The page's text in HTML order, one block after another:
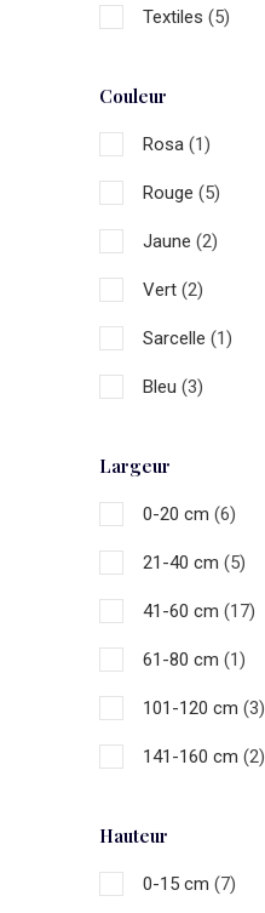
Textiles (5)
Couleur
Rosa (1)
Rouge (5)
Jaune (2)
Vert (2)
Sarcelle (1)
Bleu (3)
(12)
Largeur
0-20 cm (6)
21-40 cm (5)
41-60 cm (17)
61-80 cm (1)
101-120 cm (3)
141-160 cm (2)
Hauteur
0-15 cm (7)